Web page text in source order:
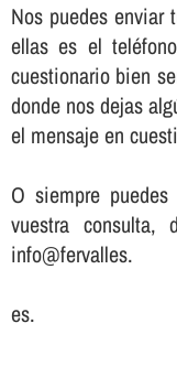
Nos puedes enviar
ellas es el
cuestionario bien
donde nos dejas
el mensaje en
O siempre
vuestra consulta,
info@fervalles.
es.